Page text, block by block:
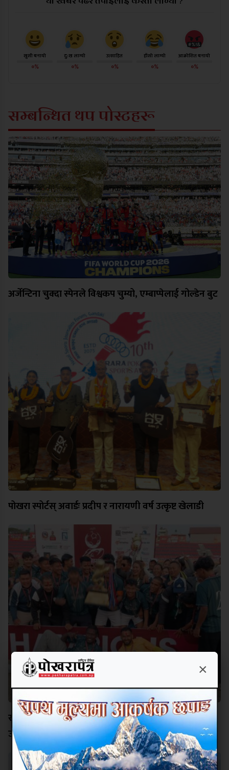
खुसी बनायो
०%
दु:ख लाग्यो
०%
उत्साहित
०%
हाँसो लाग्यो
०%
आक्रोशित बनायो
०%
सम्बन्धित थप पोस्टहरू
अर्जेन्टिना चुक्दा स्पेनले विश्वकप चुम्यो, एम्बाप्पेलाई गोल्डेन बुट
पोखरा स्पोर्टस् अवार्डः प्रदीप र नारायणी वर्ष उत्कृष्ट खेलाडी
सहाराले १२ वर्षपछि चुम्यो आहा रारा पोखरा गोल्डकपको
उपाधि
×